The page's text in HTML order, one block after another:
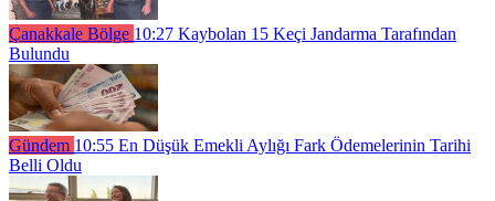
Çanakkale Bölge 10:27 Kaybolan 15 Keçi Jandarma Tarafından
Bulundu
Gündem 10:55 En Düşük Emekli Aylığı Fark Ödemelerinin Tarihi
Belli Oldu